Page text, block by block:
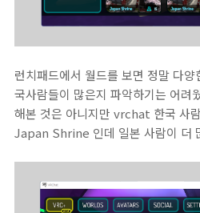
런치패드에서 월드를 보면 정말 다
국사람들이 많은지 파악하기는 어려
해본 것은 아니지만 vrchat 한국 사
Japan Shrine 인데 일본 사람이 더